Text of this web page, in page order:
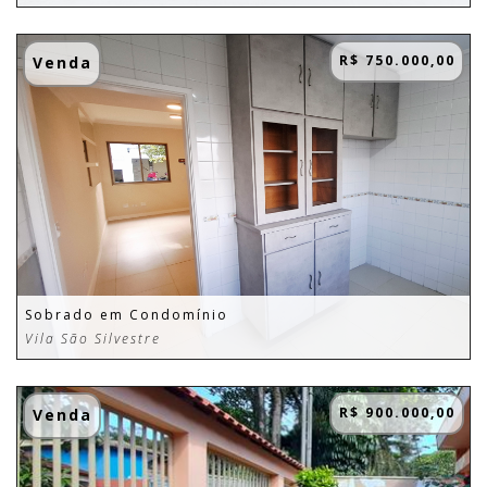
Venda R$ 750.000,00
Sobrado em Condomínio
Vila São Silvestre
Venda R$ 900.000,00